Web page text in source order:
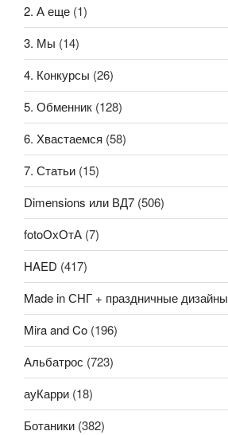
2. А еще (1)
3. Мы (14)
4. Конкурсы (26)
5. Обменник (128)
6. Хвастаемся (58)
7. Статьи (15)
Dimensions или ВД7 (506)
fotoОхОтА (7)
HAED (417)
Made in СНГ + праздничные дизайны
Mira and Co (196)
Альбатрос (723)
ауКарри (18)
Ботаники (382)